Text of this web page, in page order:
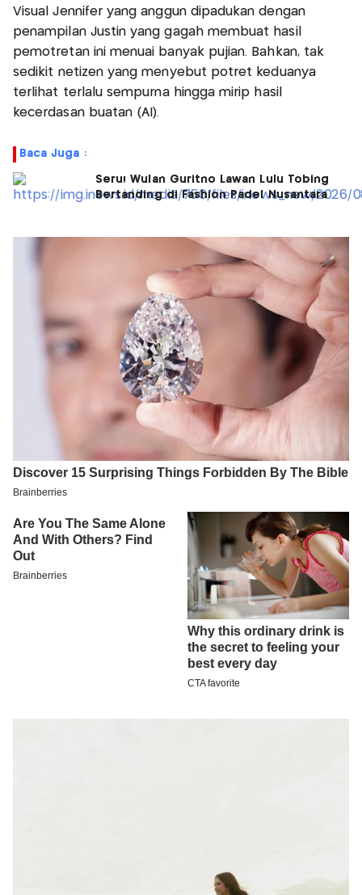
Visual Jennifer yang anggun dipadukan dengan
penampilan Justin yang gagah membuat hasil
pemotretan ini menuai banyak pujian. Bahkan, tak
sedikit netizen yang menyebut potret keduanya
terlihat terlalu sempurna hingga mirip hasil
kecerdasan buatan (AI).
Baca Juga :
Seru! Wulan Guritno Lawan Lulu Tobing
Bertanding di Fashion Padel Nusantara